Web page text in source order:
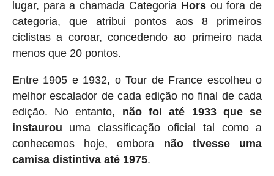
lugar, para a chamada Categoria Horsou fora de
categoria, que atribui pontos aos 8 primeiros
ciclistas a coroar, concedendo ao primeiro nada
menos que 20 pontos.
Entre 1905 e 1932, o Tour de France escolheu o
melhor escalador de cada edição no final de cada
edição. No entanto, não foi até 1933 que se
instaurou uma classificação oficial tal como a
conhecemos hoje, embora não tivesse uma
camisa distintiva até 1975.